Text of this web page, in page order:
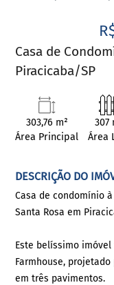
Casa de
Piracicaba/SP
303,76 m²
Área Principal
307
Área
DESCRIÇÃO DO
Casa de condomínio
Santa Rosa em
Este belíssimo
Farmhouse,
em três pavimentos.